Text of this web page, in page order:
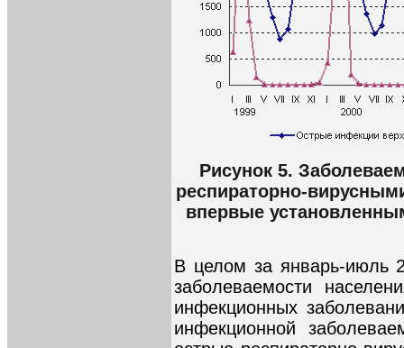
Рисунок 5.
респираторно-
впервые
В целом за январь-июль
заболеваемости
инфекционных
инфекционной